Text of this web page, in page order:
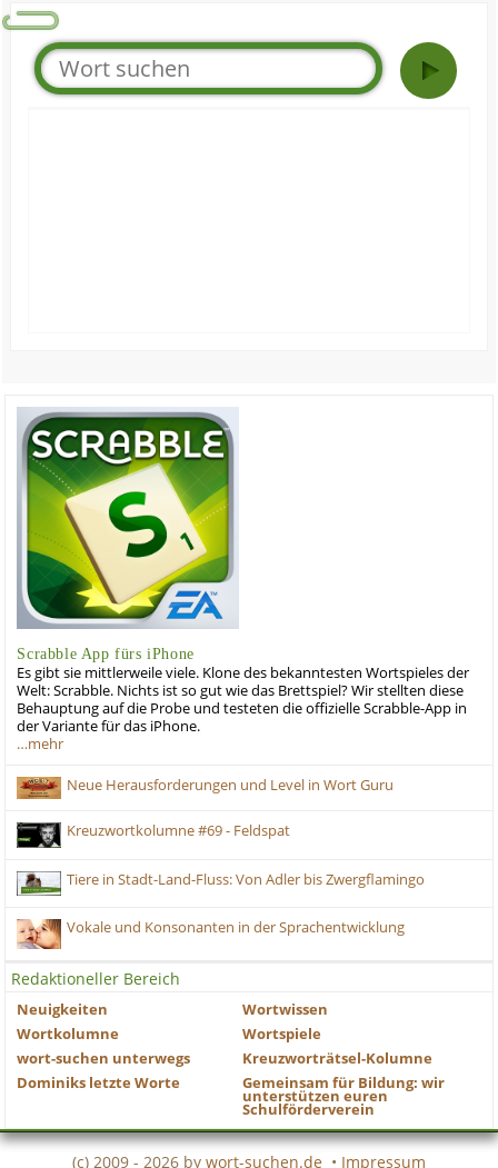
Scrabble App fürs iPhone
Es gibt sie mittlerweile viele. Klone des bekanntesten Wortspieles der
Welt: Scrabble. Nichts ist so gut wie das Brettspiel? Wir stellten diese
Behauptung auf die Probe und testeten die offizielle Scrabble-App in
der Variante für das iPhone.
…mehr
Neue Herausforderungen und Level in Wort Guru
Kreuzwortkolumne #69 - Feldspat
Tiere in Stadt-Land-Fluss: Von Adler bis Zwergflamingo
Vokale und Konsonanten in der Sprachentwicklung
Redaktioneller Bereich
Neuigkeiten
Wortwissen
Wortkolumne
Wortspiele
wort-suchen unterwegs
Kreuzworträtsel-Kolumne
Dominiks letzte Worte
Gemeinsam für Bildung: wir
unterstützen euren
Schulförderverein
(c) 2009 - 2026 by wort-suchen.de • Impressum